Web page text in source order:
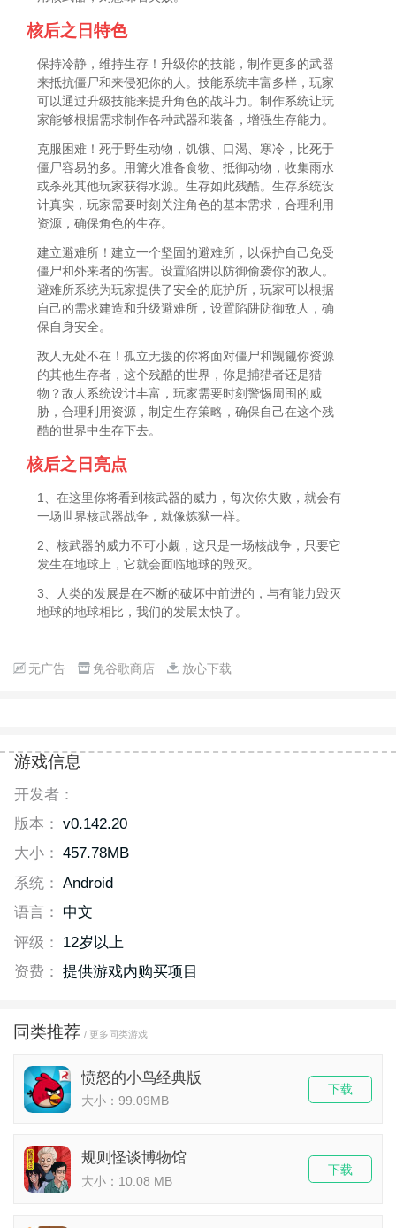
核后之日特色
保持冷静，维持生存！升级你的技能，制作更多的武器
来抵抗僵尸和来侵犯你的人。技能系统丰富多样，玩家
可以通过升级技能来提升角色的战斗力。制作系统让玩
家能够根据需求制作各种武器和装备，增强生存能力。
克服困难！死于野生动物，饥饿、口渴、寒冷，比死于
僵尸容易的多。用篝火准备食物、抵御动物，收集雨水
或杀死其他玩家获得水源。生存如此残酷。生存系统设
计真实，玩家需要时刻关注角色的基本需求，合理利用
资源，确保角色的生存。
建立避难所！建立一个坚固的避难所，以保护自己免受
僵尸和外来者的伤害。设置陷阱以防御偷袭你的敌人。
避难所系统为玩家提供了安全的庇护所，玩家可以根据
自己的需求建造和升级避难所，设置陷阱防御敌人，确
保自身安全。
敌人无处不在！孤立无援的你将面对僵尸和觊觎你资源
的其他生存者，这个残酷的世界，你是捕猎者还是猎
物？敌人系统设计丰富，玩家需要时刻警惕周围的威
胁，合理利用资源，制定生存策略，确保自己在这个残
酷的世界中生存下去。
核后之日亮点
1、在这里你将看到核武器的威力，每次你失败，就会有
一场世界核武器战争，就像炼狱一样。
2、核武器的威力不可小觑，这只是一场核战争，只要它
发生在地球上，它就会面临地球的毁灭。
3、人类的发展是在不断的破坏中前进的，与有能力毁灭
地球的地球相比，我们的发展太快了。
无广告 免谷歌商店 放心下载
游戏信息
开发者：
版本： v0.142.20
大小： 457.78MB
系统： Android
语言：
中文
评级：
12岁以上
资费： 提供游戏内购买项目
同类推荐 / 更多同类游戏
愤怒的小鸟经典版
大小：99.09MB
下载
规则怪谈博物馆
大小：10.08 MB
下载